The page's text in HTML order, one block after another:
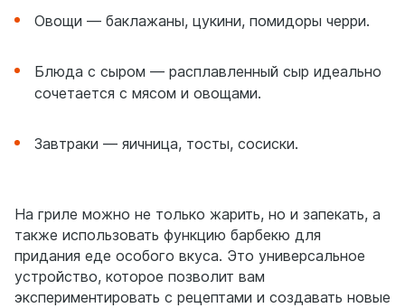
Овощи — баклажаны, цукини, помидоры черри.
Блюда с сыром — расплавленный сыр идеально
сочетается с мясом и овощами.
Завтраки — яичница, тосты, сосиски.
На гриле можно не только жарить, но и запекать, а
также использовать функцию барбекю для
придания еде особого вкуса. Это универсальное
устройство, которое позволит вам
экспериментировать с рецептами и создавать новые